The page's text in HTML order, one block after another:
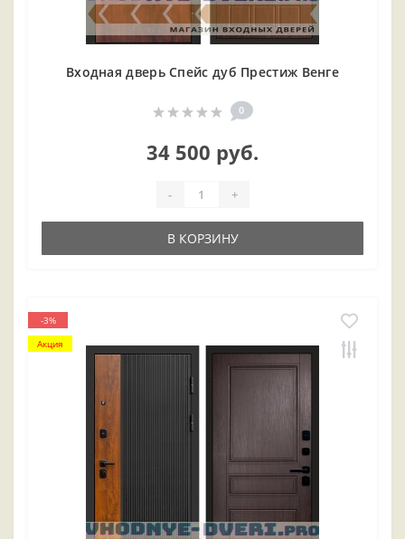
Входная дверь Спейс дуб Престиж Венге
0
34 500 руб.
- +
В КОРЗИНУ
-3%
Акция